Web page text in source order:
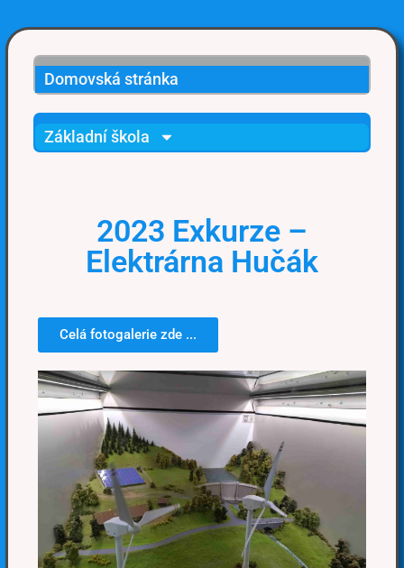
Domovská stránka
Základní škola
2023 Exkurze –
Elektrárna Hučák
Celá fotogalerie zde ...